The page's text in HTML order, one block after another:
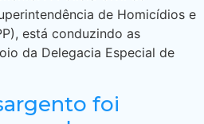
de Homicídios e
está conduzindo as
da Delegacia Especial de
foi